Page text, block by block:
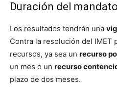
Duración del
Los resultados tendrán una
Contra la resolución del IMET
recursos, ya sea un recurso
un mes o un recurso
plazo de dos meses.